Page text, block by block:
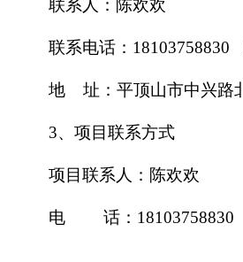
联系人：陈欢欢
联系电话： 18103758830
地 址：平顶山市中兴路
3、项目联系方式
项目联系人：陈欢欢
电 话： 18103758830